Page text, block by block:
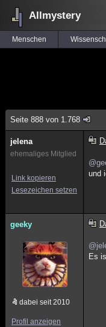
Allmystery
Menschen
Seite 888 von 1.768
jelena
ehemaliges Mitglied
Link kopieren
Lesezeichen setzen
und
geeky
dabei seit 2010
Profil anzeigen
Es